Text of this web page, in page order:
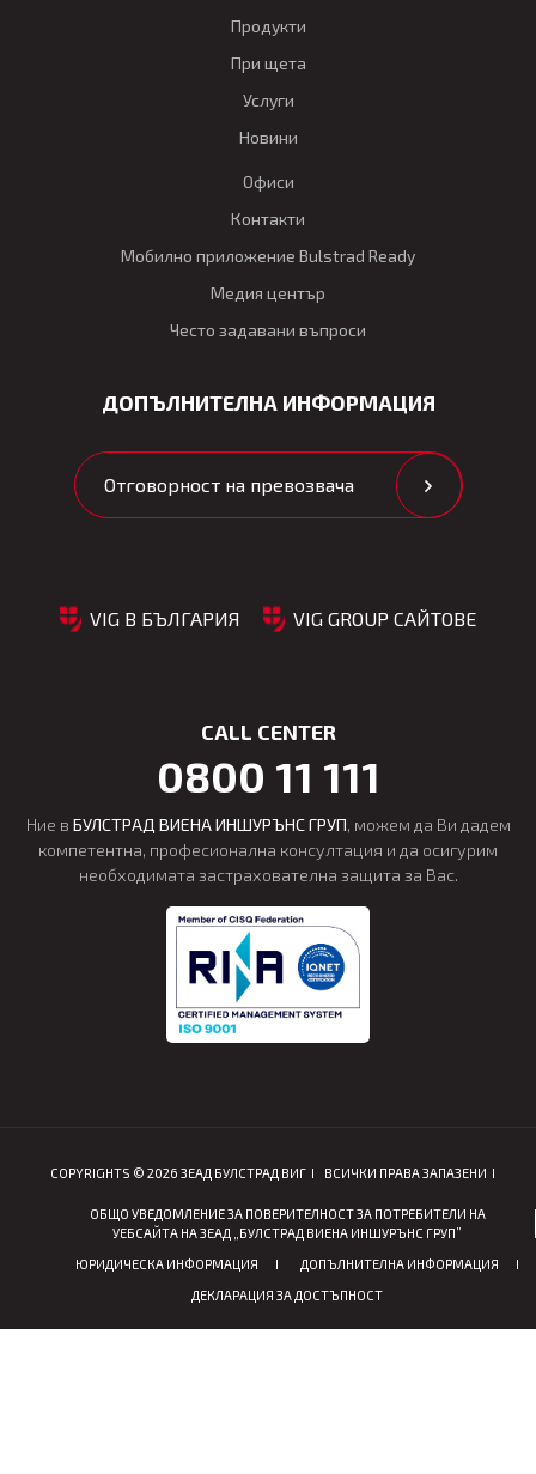
Продукти
При щета
Услуги
Новини
Офиси
Контакти
Мобилно приложение Bulstrad Ready
Медия център
Често задавани въпроси
ДОПЪЛНИТЕЛНА ИНФОРМАЦИЯ
Отговорност на превозвача
VIG В БЪЛГАРИЯ VIG GROUP САЙТОВЕ
CALL CENTER
0800 11 111
Ние в БУЛСТРАД ВИЕНА ИНШУРЪНС ГРУП, можем да Ви дадем
компетентна, професионална консултация и да осигурим
необходимата застрахователна защита за Вас.
COPYRIGHTS © 2026 ЗЕАД БУЛСТРАД ВИГ ВСИЧКИ ПРАВА ЗАПАЗЕНИ
ОБЩО УВЕДОМЛЕНИЕ ЗА ПОВЕРИТЕЛНОСТ ЗА ПОТРЕБИТЕЛИ НА
УЕБСАЙТА НА ЗЕАД „БУЛСТРАД ВИЕНА ИНШУРЪНС ГРУП”
ЮРИДИЧЕСКА ИНФОРМАЦИЯ
ДОПЪЛНИТЕЛНА ИНФОРМАЦИЯ
ДЕКЛАРАЦИЯ ЗА ДОСТЪПНОСТ